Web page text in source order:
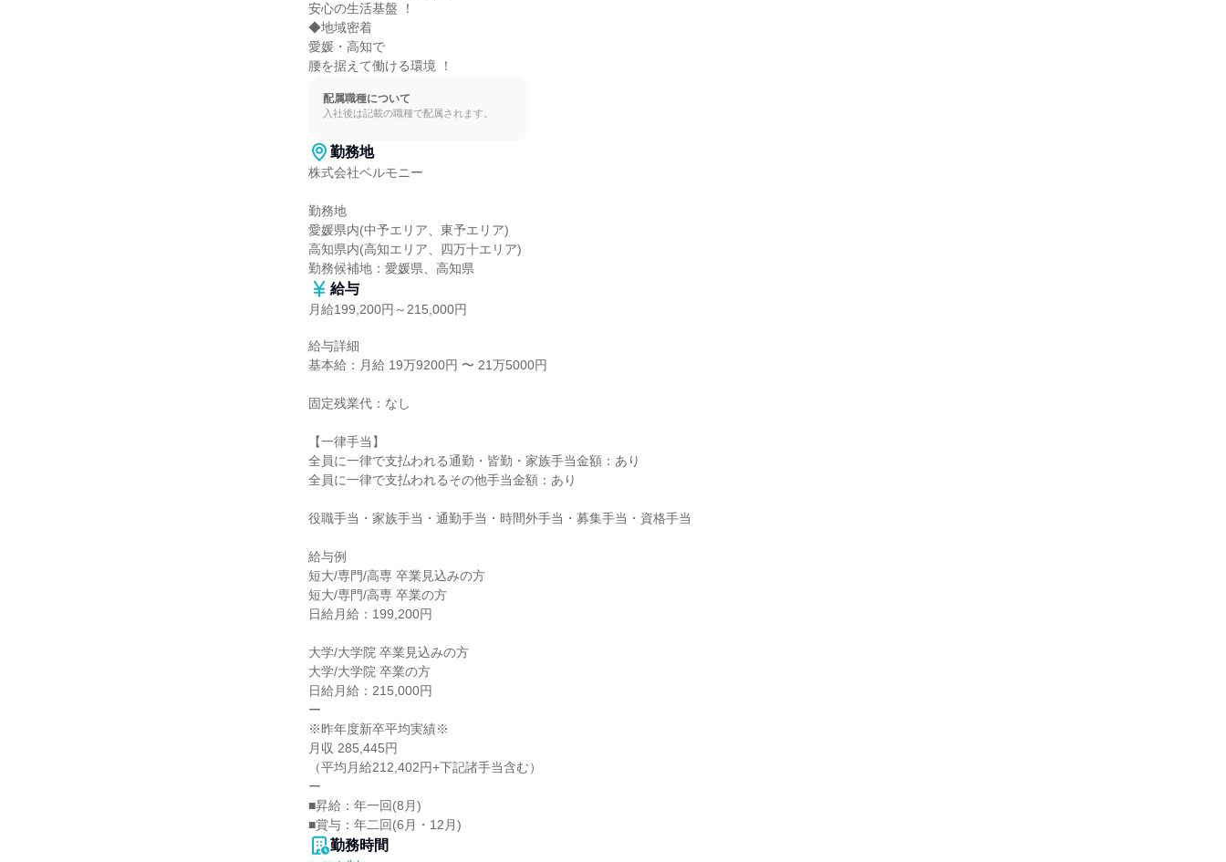
安心の生活基盤 ！
◆地域密着
愛媛・高知で
腰を据えて働ける環境 ！
配属職種について
入社後は記載の職種で配属されます。
勤務地
株式会社ベルモニー
勤務地
愛媛県内(中予エリア、東予エリア)
高知県内(高知エリア、四万十エリア)
勤務候補地：愛媛県、高知県
給与
月給199,200円～215,000円
給与詳細
基本給：月給 19万9200円 〜 21万5000円
固定残業代：なし
【一律手当】
全員に一律で支払われる通勤・皆勤・家族手当金額：あり
全員に一律で支払われるその他手当金額：あり
役職手当・家族手当・通勤手当・時間外手当・募集手当・資格手当
給与例
短大/専門/高専 卒業見込みの方
短大/専門/高専 卒業の方
日給月給：199,200円
大学/大学院 卒業見込みの方
大学/大学院 卒業の方
日給月給：215,000円
ー
※昨年度新卒平均実績※
月収 285,445円
（平均月給212,402円+下記諸手当含む）
ー
■昇給：年一回(8月)
■賞与：年二回(6月・12月)
勤務時間